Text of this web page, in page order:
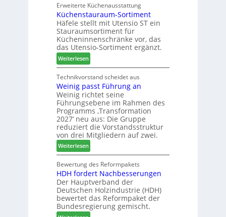
r
u
n
d
-
V
e
b
i
n
d
e
r
w
e
i
P
r
e
i
s
e
f
ü
r
W
e
m
h
ö
e
r
Erweiterte Küchenausstattung
Küchenstauraum-Sortiment
Häfele stellt mit Utensio ST ein
Stauraumsortiment für
Kücheninnenschränke vor, das
das Utensio-Sortiment ergänzt.
Weiterlesen:
K
ü
c
h
e
n
s
t
a
u
r
a
u
m
-
S
o
Technikvorstand scheidet aus
Weinig passt Führung an
Weinig richtet seine
Führungsebene im Rahmen des
Programms ‚Transformation
2027‘ neu aus: Die Gruppe
reduziert die Vorstandsstruktur
von drei Mitgliedern auf zwei.
Weiterlesen:
W
e
i
n
i
g
p
Bewertung des Reformpakets
HDH fordert Nachbesserungen
Der Hauptverband der
Deutschen Holzindustrie (HDH)
bewertet das Reformpaket der
Bundesregierung gemischt.